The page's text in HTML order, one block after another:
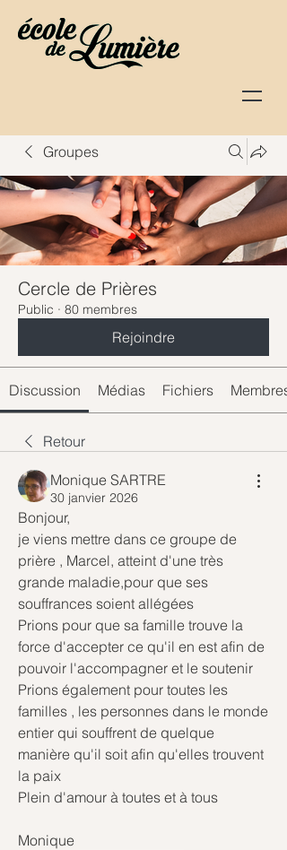
Groupes
Cercle de Prières
Public · 80 membres
Rejoindre
Discussion Médias Fichiers Membres
Retour
Monique SARTRE
30 janvier 2026
Bonjour,
je viens mettre dans ce groupe de
prière , Marcel, atteint d'une très
grande maladie,pour que ses
souffrances soient allégées
Prions pour que sa famille trouve la
force d'accepter ce qu'il en est afin de
pouvoir l'accompagner et le soutenir
Prions également pour toutes les
familles , les personnes dans le monde
entier qui souffrent de quelque
manière qu'il soit afin qu'elles trouvent
la paix
Plein d'amour à toutes et à tous
Monique